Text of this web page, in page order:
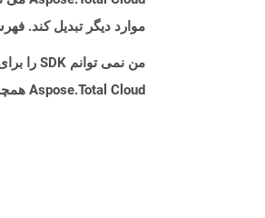
موارد دیگر تبدیل کند.
من نمی توانم SDK را برای زبان مورد علاقه خود پیدا کنم. باید چکار کنم؟
Aspose.Total Cloud همچنین به عنوان یک Docker Container در دسترس است. در صورتی که SDK مورد نیاز شما هنوز در دسترس نیست، از آن با cURL استفاده کنید.